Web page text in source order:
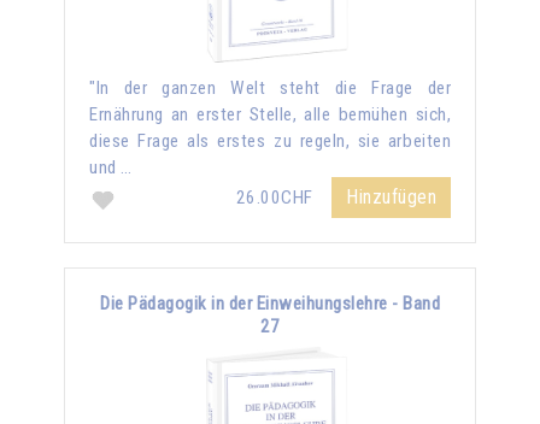
"In der ganzen Welt steht die Frage der
Ernährung an erster Stelle, alle bemühen sich,
diese Frage als erstes zu regeln, sie arbeiten
und …
26.00CHF
Hinzufügen
Die Pädagogik in der Einweihungslehre - Band
27